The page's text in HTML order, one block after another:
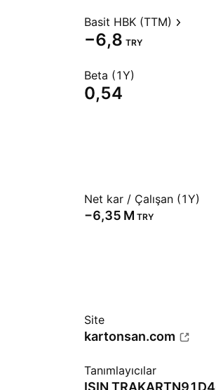
Basit HBK (TTM)
−6,8 TRY
Beta (1Y)
0,54
Net kar / Çalışan (1Y)
‪−6,35 M‬ TRY
Site
kartonsan.com
Tanımlayıcılar
ISIN TRAKARTN91D4